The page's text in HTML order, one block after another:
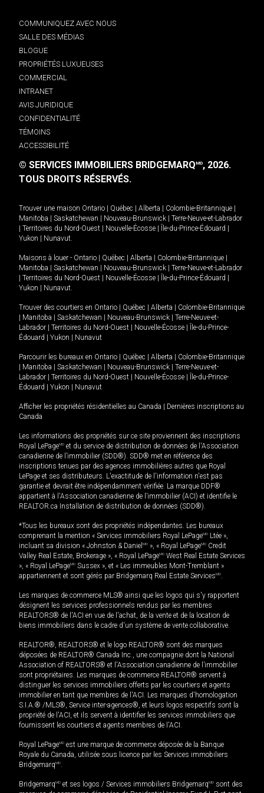
COMMUNIQUEZ AVEC NOUS
SALLE DES MÉDIAS
BLOGUE
PROPRIÉTÉS LUXUEUSES
COMMERCIAL
INTRANET
AVIS JURIDIQUE
CONFIDENTIALITÉ
TÉMOINS
ACCESSIBILITÉ
© SERVICES IMMOBILIERS BRIDGEMARQMD, 2026.
TOUS DROITS RÉSERVÉS.
Trouver une maison Ontario Québec Alberta Colombie-Britannique
Manitoba
Saskatchewan Nouveau-Brunswick
Terre-Neuve-et-Labrador
Territoires du Nord-Ouest Nouvelle-Écosse Île-du-Prince-Édouard
Yukon
Nunavut.
Maisons à louer - Ontario Québec Alberta Colombie-Britannique
Manitoba
Saskatchewan Nouveau-Brunswick
Terre-Neuve-et-Labrador
Territoires du Nord-Ouest Nouvelle-Écosse Île-du-Prince-Édouard
Yukon
Nunavut.
Trouver des courtiers en Ontario Québec Alberta
Colombie-Britannique
Manitoba Saskatchewan Nouveau-Brunswick
Terre-Neuve-et-
Labrador
Territoires du Nord-Ouest Nouvelle-Écosse
Île-du-Prince-
Édouard
Yukon Nunavut
Parcourir les bureaux en Ontario Québec Alberta
Colombie-Britannique
Manitoba Saskatchewan Nouveau-Brunswick
Terre-Neuve-et-
Labrador
Territoires du Nord-Ouest Nouvelle-Écosse
Île-du-Prince-
Édouard
Yukon Nunavut
Afficher les propriétés résidentielles au Canada
Dernières inscriptions au
Canada
Les informations des propriétés sur ce site proviennent des inscriptions
Royal LePageMD et du service de distribution de données de l'Association
canadienne de l’immobilier (SDD®). SDD® met en référence des
inscriptions tenues par des agences immobilières autres que Royal
LePage et ses distributeurs. L'exactitude de l'information n'est pas
garantie et devrait être indépendamment vérifiée. La marque DDF®
appartient à l'Association canadienne de l’immobilier (ACI) et identifie le
REALTOR.ca Installation de distribution de données (SDD®).
*Tous les bureaux sont des propriétés indépendantes. Les bureaux
comprenant la mention « Services immobiliers Royal LePageMD Ltée »,
incluant sa division « Johnston & Daniel MD », « Royal LePageMD Credit
Valley Real Estate, Brokerage », « Royal LePageMD West Real Estate Services
», « Royal LePageMD Sussex », et « Les immeubles Mont-Tremblant »
appartiennent et sont gérés par Bridgemarq Real Estate ServicesMD.
Les marques de commerce MLS® ainsi que les logos qui s'y rapportent
désignent les services professionnels rendus par les membres
REALTORS® de l'ACI en vue de l'achat, de la vente et de la location de
biens immobiliers dans le cadre d'un système de vente collaborative.
REALTOR®, REALTORS® et le logo REALTOR® sont des marques
déposées de REALTOR® Canada Inc., une compagnie dont la National
Association of REALTORS® et l'Association canadienne de l’immobilier
sont propriétaires. Les marques de commerce REALTOR® servent à
distinguer les services immobiliers offerts par les courtiers et agents
immobilier en tant que membres de l'ACI. Les marques d'homologation
S.I.A.® /MLS®, Service inter-agences®, et leurs logos respectifs sont la
propriété de l'ACI, et ils servent à identifier les services immobiliers que
fournissent les courtiers et agents membres de l'ACI.
Royal LePageMD est une marque de commerce déposée de la Banque
Royale du Canada, utilisée sous licence par les Services immobiliers
BridgemarqMD.
BridgemarqMD et ses logos / Services immobiliers BridgemarqMD sont des